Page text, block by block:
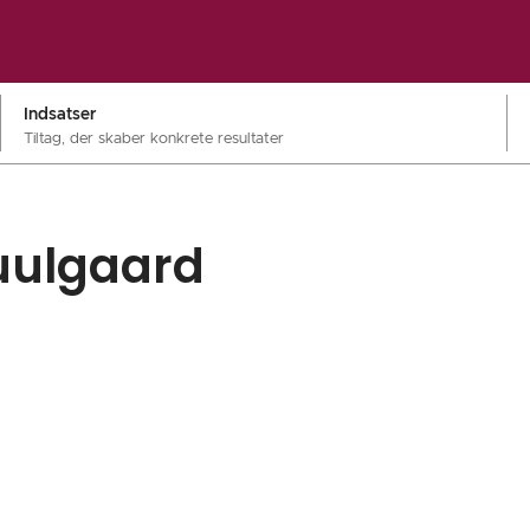
Indsatser
Tiltag, der skaber konkrete resultater